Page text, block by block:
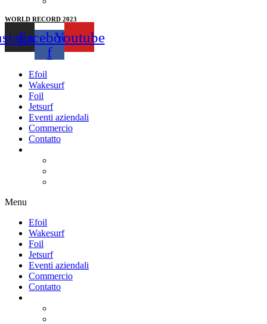
WORLD RECORD 2023
Facebook-
f
Youtube
Efoil
Wakesurf
Foil
Jetsurf
Eventi aziendali
Commercio
Contatto
Menu
Efoil
Wakesurf
Foil
Jetsurf
Eventi aziendali
Commercio
Contatto